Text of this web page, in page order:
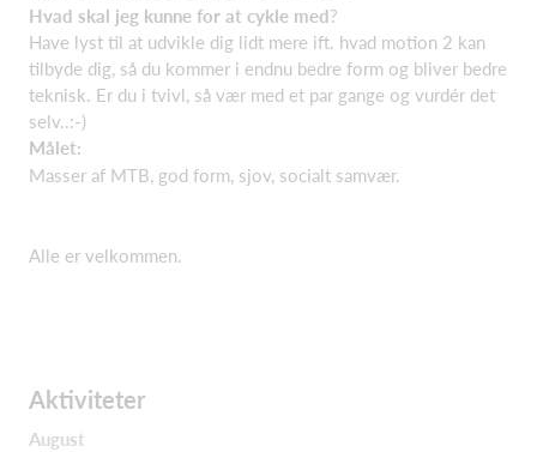
Hvad skal jeg kunne for at cykle med?
Have lyst til at udvikle dig lidt mere ift. hvad motion 2 kan
tilbyde dig, så du kommer i endnu bedre form og bliver bedre
teknisk. Er du i tvivl, så vær med et par gange og vurdér det
selv..:-)
Målet:
Masser af MTB, god form, sjov, socialt samvær.
Alle er velkommen.
Aktiviteter
August